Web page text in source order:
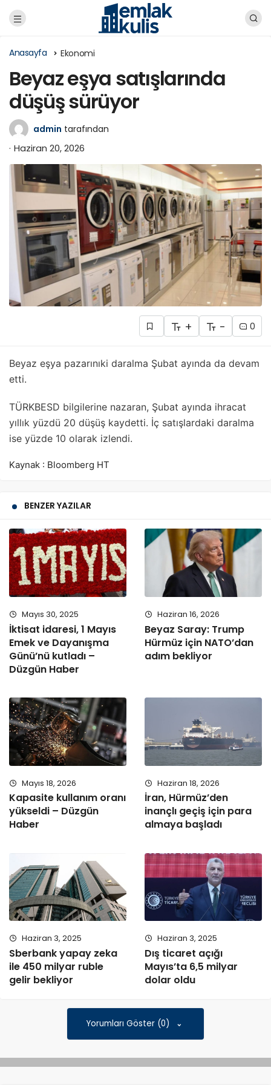
Anasayfa Ekonomi
Beyaz eşya satışlarında
düşüş sürüyor
admin tarafından
Haziran 20, 2026
+ - 0
Beyaz eşya pazarınıki daralma Şubat ayında da devam
etti.
TÜRKBESD bilgilerine nazaran, Şubat ayında ihracat
yıllık yüzdü 20 düşüş kaydetti. İç satışlardaki daralma
ise yüzde 10 olarak izlendi.
Kaynak : Bloomberg HT
BENZER YAZILAR
Mayıs 30, 2025
İktisat idaresi, 1 Mayıs
Emek ve Dayanışma
Günü’nü kutladı –
Düzgün Haber
Haziran 16, 2026
Beyaz Saray: Trump
Hürmüz için NATO’dan
adım bekliyor
Mayıs 18, 2026
Kapasite kullanım oranı
yükseldi – Düzgün
Haber
Haziran 18, 2026
İran, Hürmüz’den
inançlı geçiş için para
almaya başladı
Haziran 3, 2025
Sberbank yapay zeka
ile 450 milyar ruble
gelir bekliyor
Haziran 3, 2025
Dış ticaret açığı
Mayıs’ta 6,5 milyar
dolar oldu
Yorumları Göster (0)